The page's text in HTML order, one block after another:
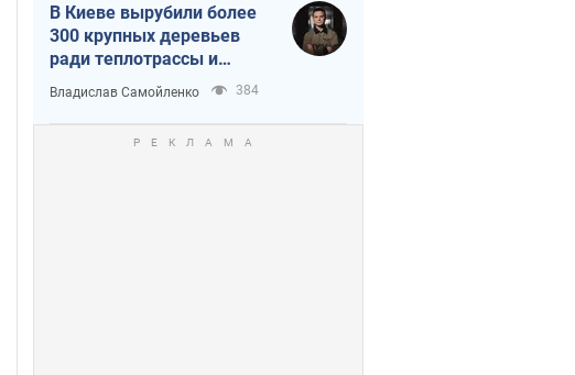
В Киеве вырубили более
300 крупных деревьев
ради теплотрассы и
вопреки Генплану
Владислав Самойленко 384